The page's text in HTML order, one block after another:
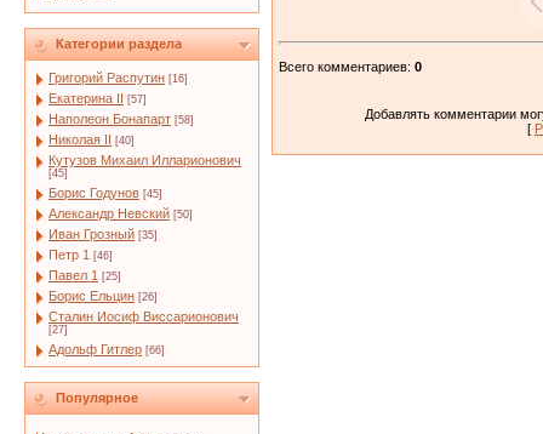
Категории раздела
Григорий Распутин [16]
Екатерина II [57]
Наполеон Бонапарт [58]
Николая II [40]
Кутузов Михаил Илларионович
[45]
Борис Годунов [45]
Александр Невский [50]
Иван Грозный [35]
Петр 1 [46]
Павел 1 [25]
Борис Ельцин [26]
Сталин Иосиф Виссарионович
[27]
Адольф Гитлер [66]
Популярное
Всего комментариев: 0
Добавлять комментарии
[